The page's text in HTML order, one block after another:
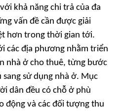
khả năng chi trả của đa
vấn đề cần được giải
hơn trong thời gian tới.
các địa phương nhằm triển
nhà ở cho thuê, từng bước
sử dụng nhà ở. Mục
dân đều có chỗ ở phù
động và các đối tượng thu